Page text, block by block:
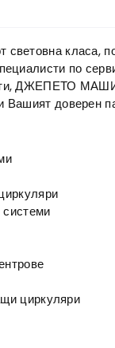
класа,
по
ДЖЕПЕТО
Вашият доверен
циркуляри